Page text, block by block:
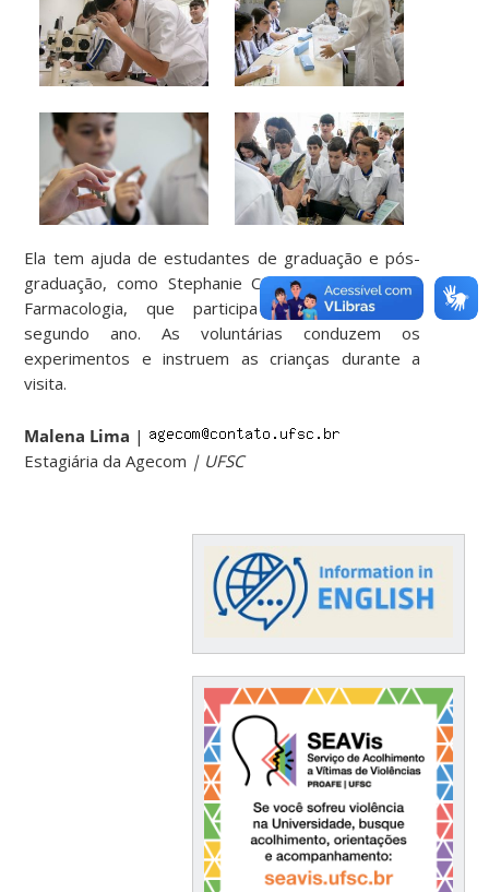
Ela tem ajuda de estudantes de graduação e pós-
graduação, como Stephanie Colin, doutoranda em
Farmacologia, que participa do projeto pelo
segundo ano. As voluntárias conduzem os
experimentos e instruem as crianças durante a
visita.
Malena Lima |
Estagiária da Agecom | UFSC